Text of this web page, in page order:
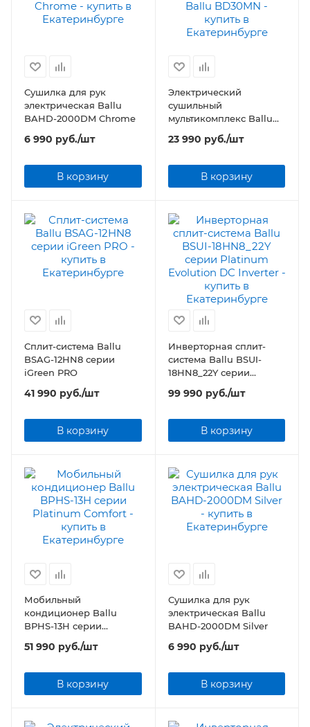
Сушилка для рук
электрическая Ballu
BAHD-2000DM Chrome
6 990 руб./шт
В корзину
Электрический
сушильный
мультикомплекс Ballu
23 990 руб./шт
В корзину
Сплит-система Ballu
BSAG-12HN8 серии
iGreen PRO
41 990 руб./шт
В корзину
Инверторная сплит-
система Ballu BSUI-
18HN8_22Y серии
Platinum Evolution DC
Inverter
99 990 руб./шт
В корзину
Мобильный
кондиционер Ballu
BPHS-13H серии
Platinum Comfort
51 990 руб./шт
В корзину
Сушилка для рук
электрическая Ballu
BAHD-2000DM Silver
6 990 руб./шт
В корзину